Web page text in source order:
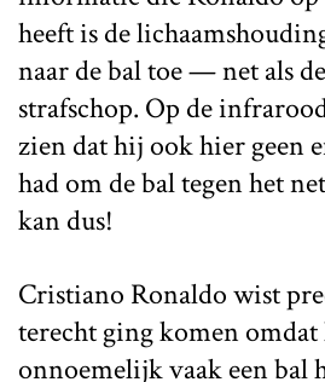
heeft is de
naar de bal toe — net als
strafschop. Op de
zien dat hij ook hier geen
had om de bal tegen het
kan dus!
Cristiano Ronaldo wist
terecht ging komen
onnoemelijk vaak een bal